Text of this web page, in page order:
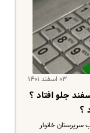
۰۳ اسفند ۱۴۰۱
جلو افتاد ؟
؟
حساب سرپرستان خانوار